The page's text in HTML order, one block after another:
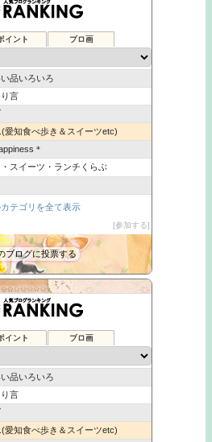
イント ブロ画
クマーケット【チョコバナナ】
葉とらず栽培 青森りんご
品いろいろ
言
愛知食べ歩き＆スイーツetc)
＊
スイーツ・ランチくらぶ
アニメだったり…
々
カテゴリを全て表示
参加する
ブログに投票する
イント ブロ画
クマーケット【チョコバナナ】
葉とらず栽培 青森りんご
品いろいろ
言
愛知食べ歩き＆スイーツetc)